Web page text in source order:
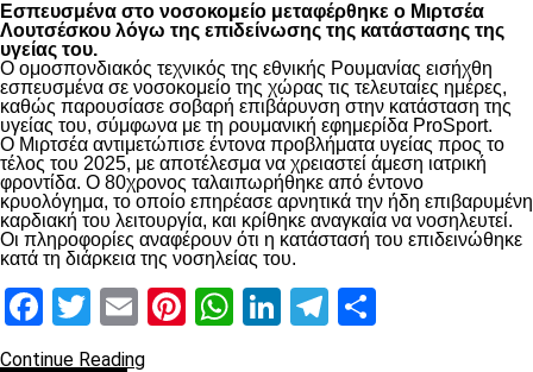
Εσπευσμένα στο νοσοκομείο μεταφέρθηκε ο Μιρτσέα
Λουτσέσκου λόγω της επιδείνωσης της κατάστασης της
υγείας του.
Ο ομοσπονδιακός τεχνικός της εθνικής Ρουμανίας εισήχθη
εσπευσμένα σε νοσοκομείο της χώρας τις τελευταίες ημέρες,
καθώς παρουσίασε σοβαρή επιβάρυνση στην κατάσταση της
υγείας του, σύμφωνα με τη ρουμανική εφημερίδα ProSport.
Ο Μιρτσέα αντιμετώπισε έντονα προβλήματα υγείας προς το
τέλος του 2025, με αποτέλεσμα να χρειαστεί άμεση ιατρική
φροντίδα. Ο 80χρονος ταλαιπωρήθηκε από έντονο
κρυολόγημα, το οποίο επηρέασε αρνητικά την ήδη επιβαρυμένη
καρδιακή του λειτουργία, και κρίθηκε αναγκαία να νοσηλευτεί.
Οι πληροφορίες αναφέρουν ότι η κατάστασή του επιδεινώθηκε
κατά τη διάρκεια της νοσηλείας του.
Facebook
Twitter
EmailPinterest
WhatsApp
LinkedIn
Telegram
Continue Reading